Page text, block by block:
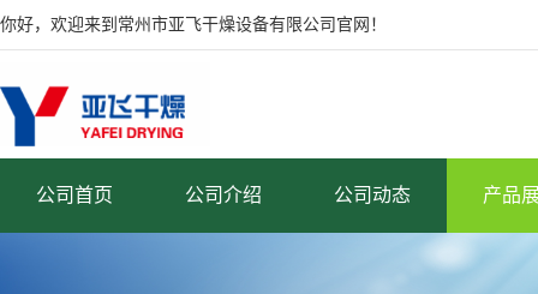
你好，欢迎来到常州市亚飞干燥设备有限公司官网！
公司首页 公司介绍 公司动态 产品